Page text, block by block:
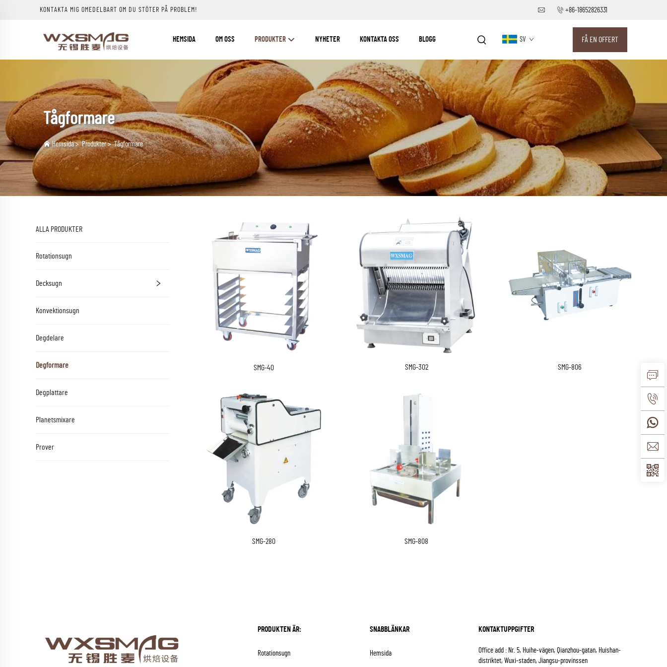
KONTAKTA MIG OMEDELBART OM DU STÖTER PÅ PROBLEM! +86-18652826331
HEMSIDA OM OSS PRODUKTER NYHETER KONTAKTA OSS BLOGG SV FÅ EN OFFERT
Tågformare
Hemsida>Produkter>Tågformare
ALLA PRODUKTER
Rotationsugn
Decksugn
Konvektionsugn
Degdelare
Degformare
Degplattare
Planetsmixare
Prover
SMG-40 SMG-302 SMG-806
SMG-280 SMG-808
PRODUKTEN ÄR:
Rotationsugn
SNABBLÄNKAR
Hemsida
KONTAKTUPPGIFTER
Office add : Nr. 5, Huihe-vägen, Qianzhou-gatan, Huishan-
distriktet, Wuxi-staden, Jiangsu-provinssen